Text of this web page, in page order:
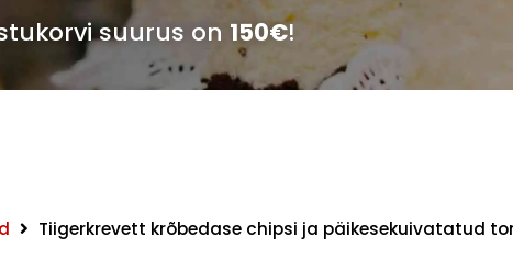
suurus on 150€!
Tiigerkrevett krõbedase chipsi ja päikesekuivatatud